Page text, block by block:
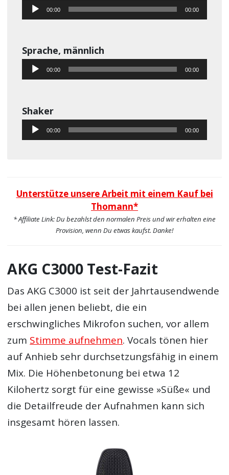
Audio-00:00 00:00
Sprache, männlich
Audio-00:00 00:00
Shaker
Audio-00:00 00:00
Unterstütze unsere Arbeit mit einem Kauf bei
Thomann*
* Affiliate Link: Du bezahlst den normalen Preis und wir erhalten eine
Provision, wenn Du etwas kaufst. Danke!
AKG C3000 Test-Fazit
Das AKG C3000 ist seit der Jahrtausendwende
bei allen jenen beliebt, die ein
erschwingliches Mikrofon suchen, vor allem
zum Stimme aufnehmen. Vocals tönen hier
auf Anhieb sehr durchsetzungsfähig in einem
Mix. Die Höhenbetonung bei etwa 12
Kilohertz sorgt für eine gewisse »Süße« und
die Detailfreude der Aufnahmen kann sich
insgesamt hören lassen.